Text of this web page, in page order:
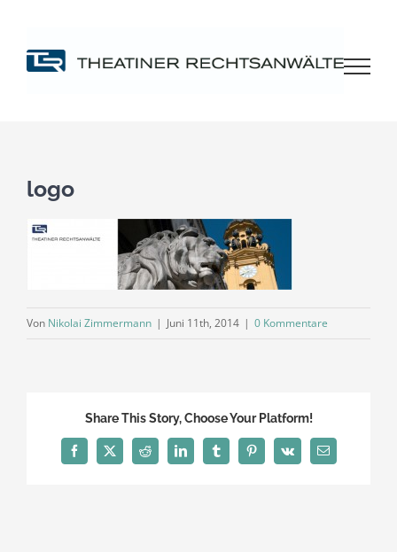
springen
logo
Von Nikolai Zimmermann | Juni 11th, 2014 | 0 Kommentare
Share This Story, Choose Your Platform!
Facebook
X Reddit LinkedInTumblrPinterest
Vk
E-
Mail